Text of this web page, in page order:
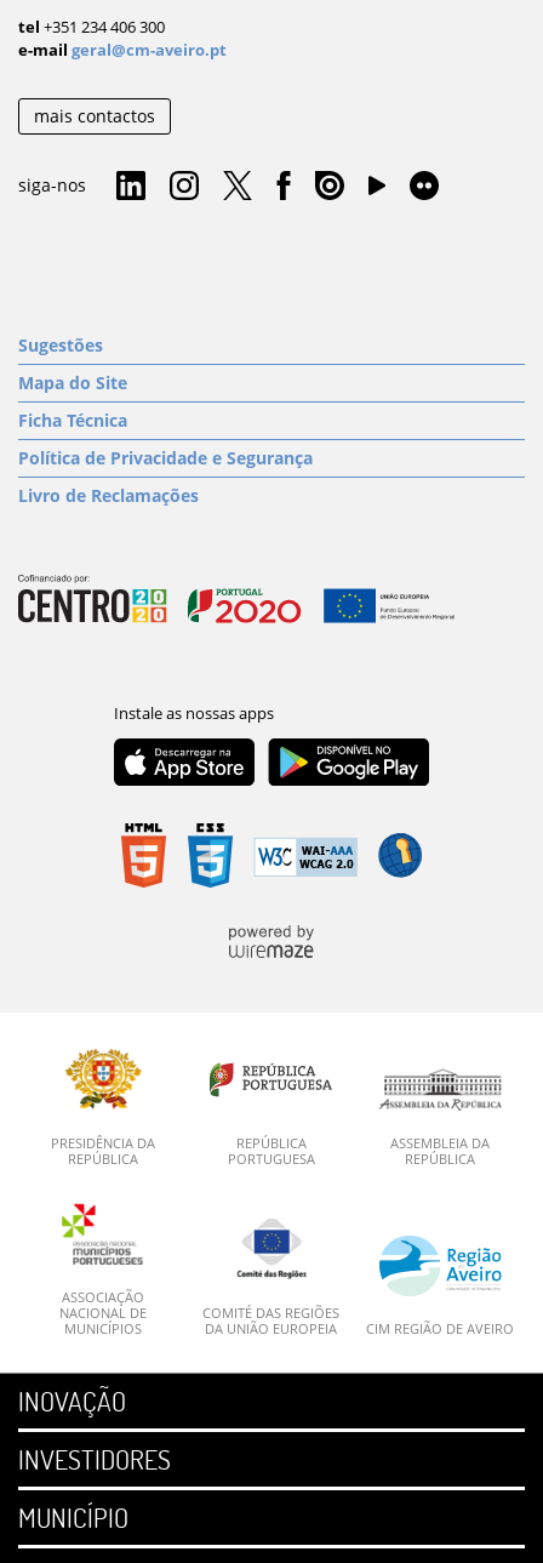
tel +351 234 406 300
e-mail geral@cm-aveiro.pt
mais contactos
siga-nos
Sugestões
Mapa do Site
Ficha Técnica
Política de Privacidade e Segurança
Livro de Reclamações
PRESIDÊNCIA DA
REPÚBLICA
REPÚBLICA
PORTUGUESA
ASSEMBLEIA DA
REPÚBLICA
ASSOCIAÇÃO
NACIONAL DE
MUNICÍPIOS
COMITÉ DAS REGIÕES
DA UNIÃO EUROPEIA
CIM REGIÃO DE AVEIRO
INOVAÇÃO
INVESTIDORES
MUNICÍPIO